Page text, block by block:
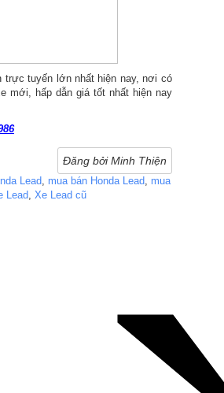
trực tuyến lớn nhất hiện nay, nơi có
mới, hấp dẫn giá tốt nhất hiện nay
Đăng bởi Minh Thiện
Lead mua bán Honda Lead mua
Lead Xe Lead cũ